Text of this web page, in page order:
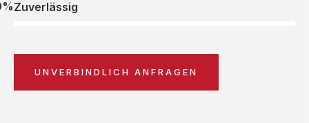
Zuverlässig
UNVERBINDLICH ANFRAGEN